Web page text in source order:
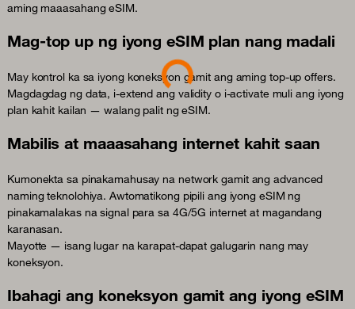
aming maaasahang eSIM.
Mag-top up ng iyong eSIM plan nang madali
May kontrol ka sa iyong koneksyon gamit ang aming top-up offers.
Magdagdag ng data, i-extend ang validity o i-activate muli ang iyong
plan kahit kailan — walang palit ng eSIM.
Mabilis at maaasahang internet kahit saan
Kumonekta sa pinakamahusay na network gamit ang advanced
naming teknolohiya. Awtomatikong pipili ang iyong eSIM ng
pinakamalakas na signal para sa 4G/5G internet at magandang
karanasan.
Mayotte — isang lugar na karapat-dapat galugarin nang may
koneksyon.
Ibahagi ang koneksyon gamit ang iyong eSIM
Loading...